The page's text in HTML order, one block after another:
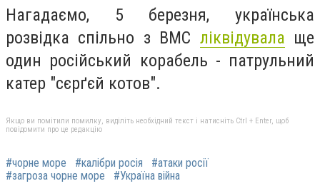
Нагадаємо, 5 березня, українська
розвідка спільно з ВМС ліквідувала ще
один російський корабель - патрульний
катер "сєрґєй котов".
Якщо ви помітили помилку, виділіть необхідний текст і натисніть Ctrl + Enter, щоб
повідомити про це редакцію
#чорне море #калібри росія
#атаки росії
#загроза чорне море
#Україна війна